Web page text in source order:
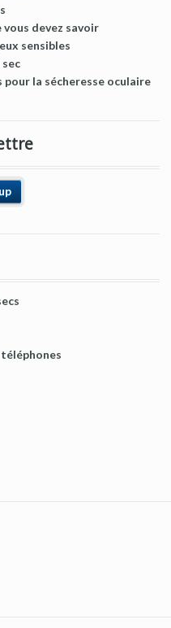
vous devez savoir
sensibles
la sécheresse oculaire